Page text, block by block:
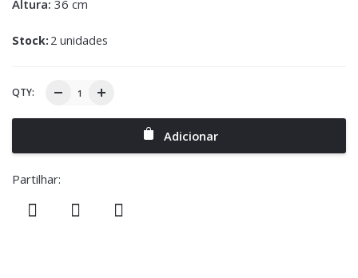
Altura: 36 cm
Stock: 2 unidades
QTY:
Adicionar
Partilhar: